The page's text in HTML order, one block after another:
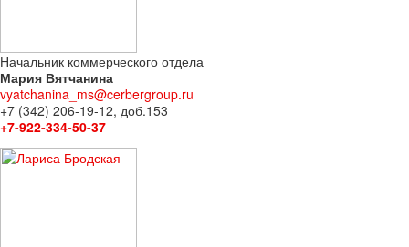
Начальник коммерческого отдела
Мария Вятчанина
vyatchanina_ms@cerbergroup.ru
+7 (342) 206-19-12, доб.153
+7-922-334-50-37